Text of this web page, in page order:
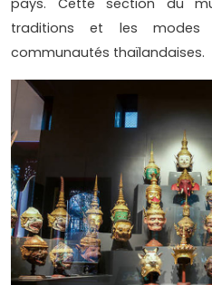
pays. Cette section du
traditions et les
communautés thaïlandaises.